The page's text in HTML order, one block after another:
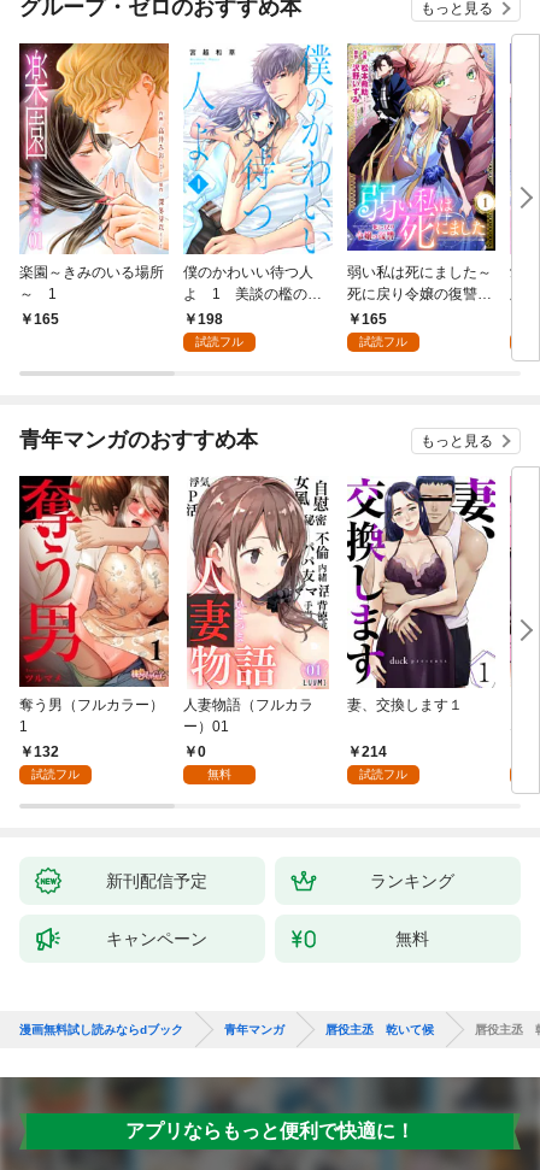
グループ・ゼロのおすすめ本 もっと見る
楽園～きみのいる場所
～ 1
165
僕のかわいい待つ人
よ 1 美談の檻のな
か198
試読フル
弱い私は死にました～
死に戻り令嬢の復讐
～ 1
165
試読フル
愛
版
青年マンガのおすすめ本 もっと見る
奪う男（フルカラー）
1
132
試読フル
人妻物語（フルカラ
ー）01
0
無料
妻、交換します１
214
試読フル
な
新刊配信予定 ランキング
キャンペーン 無料
漫画無料試し読みならdブック 青年マンガ 唇役主丞 乾いて候 唇役主丞
アプリならもっと便利で快適に！